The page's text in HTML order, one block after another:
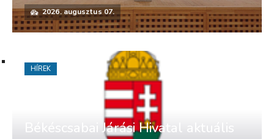
2026. augusztus 07.
Békéscsabai Járási Hivatal aktuális
HÍREK